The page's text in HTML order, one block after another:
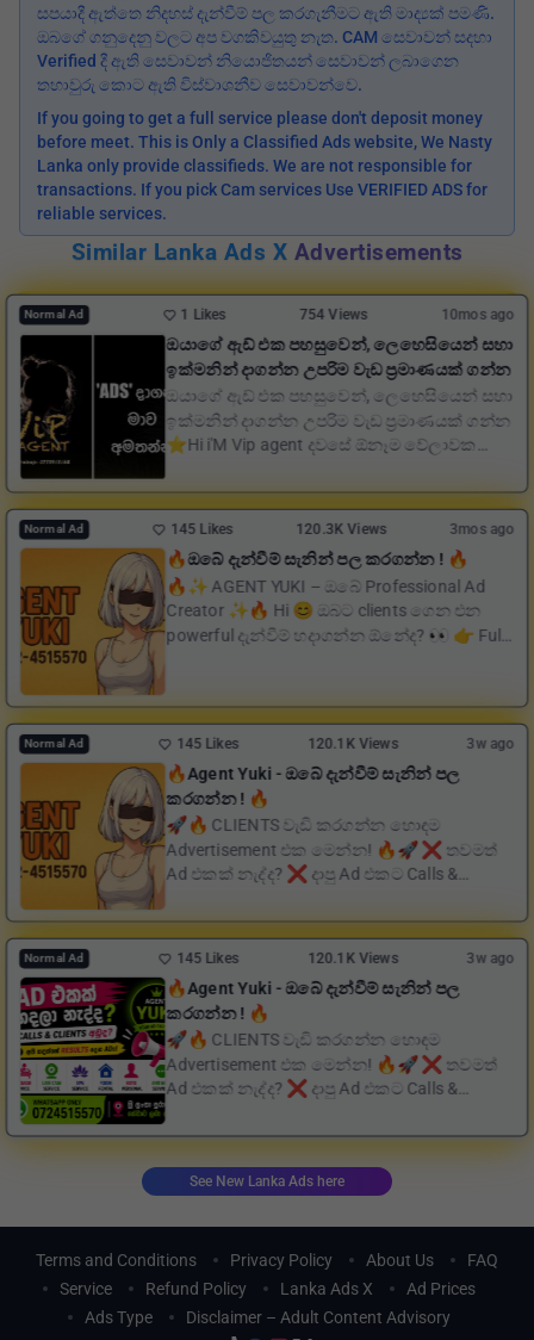
සපයාදී ඇත්තෙ නිදහස් දැන්වීම් පල කරගැනීමට ඇති මාද්‍යක් පමණි.
ඔබගේ ගනුදෙනු වලට අප වගකිවයුතු නැත. CAM සෙවාවන් සදහා
Verified දී ඇති සෙවාවන් නියොජිතයන් සෙවාවන් ලබාගෙන
තහාවුරු කොට ඇති විස්වාශනීව සෙවාවන්වෙ.
If you going to get a full service please don't deposit money
before meet. This is Only a Classified Ads website, We Nasty
Lanka only provide classifieds. We are not responsible for
transactions. If you pick Cam services Use VERIFIED ADS for
reliable services.
Similar Lanka Ads X Advertisements
Normal Ad 1 Likes 754 Views 10mos ago
ඔයාගේ ඇඩ් එක පහසුවෙන්, ලෙහෙසියෙන් සහා
ඉක්මනින් දාගන්න උපරිම වැඩ ප්‍රමාණයක් ගන්න
ඔයාගේ ඇඩ් එක පහසුවෙන්, ලෙහෙසියෙන් සහා
ඉක්මනින් දාගන්න උපරිම වැඩ ප්‍රමාණයක් ගන්න
⭐️Hi i'M Vip agent දවසේ ඕනෑම වේලාවක
Normal Ad 145 Likes 120.3K Views 3mos ago
🔥ඔබේ දැන්වීම් සැනින් පල කරගන්න ! 🔥
🔥✨ AGENT YUKI – ඔබේ Professional Ad
Creator ✨🔥 Hi 😊 ඔබට clients ගෙන එන
powerful දැන්වීම් හදාගන්න ඕනේද? 👀 👉 Full
Normal Ad 145 Likes 120.1K Views 3w ago
🔥Agent Yuki - ඔබේ දැන්වීම් සැනින් පල
කරගන්න ! 🔥
🚀🔥 CLIENTS වැඩි කරගන්න හොඳම
Advertisement එක මෙන්න! 🔥🚀 ❌ තවමත්
Ad එකක් නැද්ද? ❌ දාපු Ad එකට Calls &
Normal Ad 145 Likes 120.1K Views 3w ago
🔥Agent Yuki - ඔබේ දැන්වීම් සැනින් පල
කරගන්න ! 🔥
🚀🔥 CLIENTS වැඩි කරගන්න හොඳම
Advertisement එක මෙන්න! 🔥🚀 ❌ තවමත්
Ad එකක් නැද්ද? ❌ දාපු Ad එකට Calls &
See New Lanka Ads here
Terms and Conditions Privacy Policy About Us
FAQ
Service
Refund Policy Lanka Ads X
Ad Prices
Ads Type
Disclaimer – Adult Content Advisory